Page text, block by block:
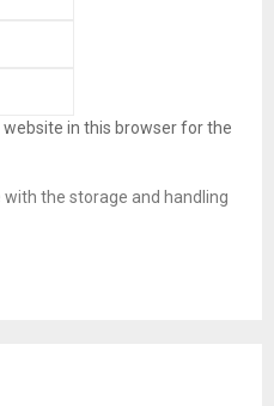
in this browser for the
the storage and handling